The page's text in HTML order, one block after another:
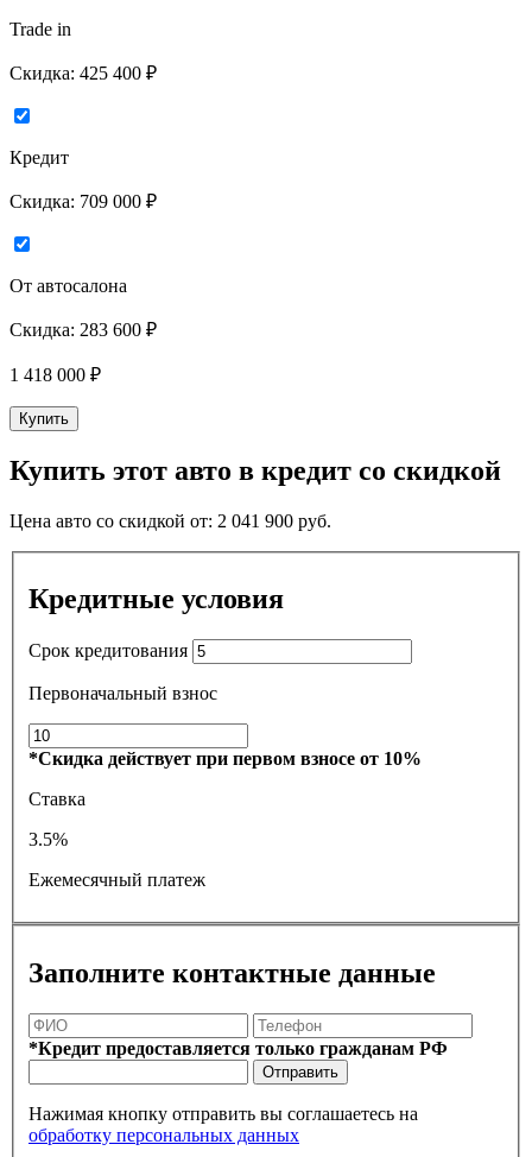
Trade in
Скидка: 425 400 ₽
Кредит
Скидка: 709 000 ₽
От автосалона
Скидка: 283 600 ₽
1 418 000 ₽
Купить
Купить этот авто в кредит со скидкой
Цена авто со скидкой от: 2 041 900 руб.
Кредитные условия
Срок кредитования
Первоначальный взнос
*Скидка действует при первом взносе от 10%
Ставка
3.5%
Ежемесячный платеж
Заполните контактные данные
*Кредит предоставляется только гражданам РФ
Отправить
Нажимая кнопку отправить вы соглашаетесь на
обработку персональных данных